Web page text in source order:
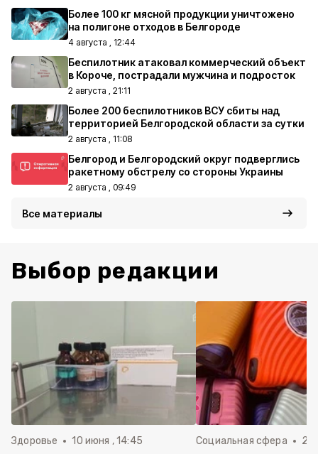
Более 100 кг мясной продукции уничтожено
на полигоне отходов в Белгороде
4 августа , 12:44
Беспилотник атаковал коммерческий объект
в Короче, пострадали мужчина и подросток
2 августа , 21:11
Более 200 беспилотников ВСУ сбиты над
территорией Белгородской области за сутки
2 августа , 11:08
Белгород и Белгородский округ подверглись
ракетному обстрелу со стороны Украины
2 августа , 09:49
Все материалы
Выбор редакции
Здоровье 10 июня , 14:45 Социальная сфера 20